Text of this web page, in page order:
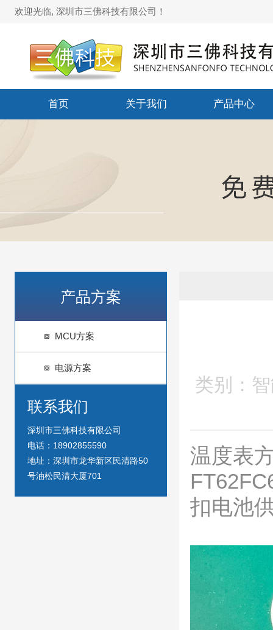
欢迎光临, 深圳市三佛科技有限公司！
首页 关于我们 产品中心
产品方案
MCU方案
电源方案
联系我们
深圳市三佛科技有限公司
电话：18902855590
地址：深圳市龙华新区民清路50
号油松民清大厦701
类别：
温度表
扣电池